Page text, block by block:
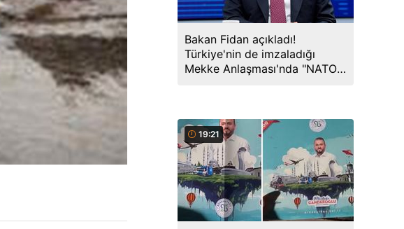
Bakan Fidan açıkladı!
Türkiye'nin de imzaladığı
Mekke Anlaşması'nda "NATO"
19:21